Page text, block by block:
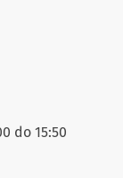
do 15:50